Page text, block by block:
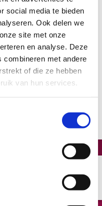
social media te bieden
Ook delen we
site met onze
en analyse. Deze
combineren met andere
of die ze hebben
van hun services.
pubquiz
u aan mee kunt doen